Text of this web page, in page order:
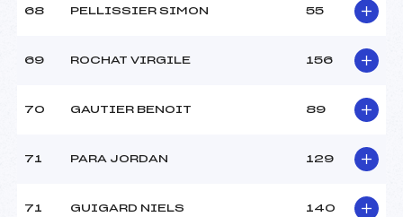
68 PELLISSIER SIMON 55
69 ROCHAT VIRGILE 156
70 GAUTIER BENOIT 89
71 PARA JORDAN 129
71 GUIGARD NIELS 140